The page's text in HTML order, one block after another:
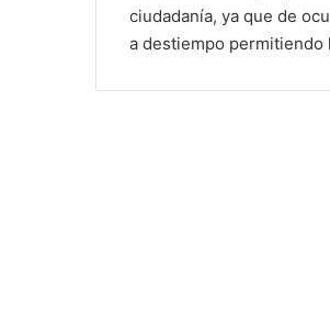
ciudadanía, ya que de
a destiempo permitiendo